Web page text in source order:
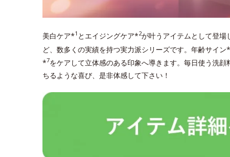
美白ケア*1 とエイジングケア*2が叶うアイテムとして登
ど、数多くの実績を持つ実力派シリーズです。年齢サイン*
*7をケアして立体感のある印象へ導きます。毎日使う洗
ちるような喜び、是非体感して下さい！